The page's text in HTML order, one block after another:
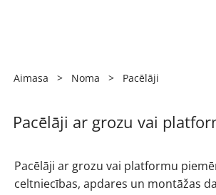
Aimasa > Noma > Pacēlāji
Pacēlāji ar grozu vai
Pacēlāji ar grozu vai platformu
celtniecības, apdares un montāžas